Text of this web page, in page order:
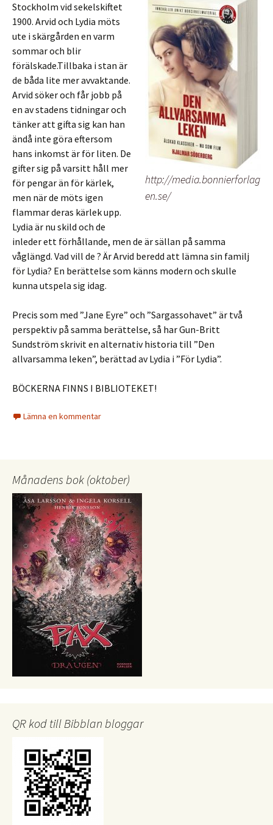
http://media.bonnierforlag
en.se/
Stockholm vid sekelskiftet
1900. Arvid och Lydia möts
ute i skärgården en varm
sommar och blir
förälskade.Tillbaka i stan är
de båda lite mer avvaktande.
Arvid söker och får jobb på
en av stadens tidningar och
tänker att gifta sig kan han
ändå inte göra eftersom
hans inkomst är för liten. De
gifter sig på varsitt håll mer
för pengar än för kärlek,
men när de möts igen
flammar deras kärlek upp.
Lydia är nu skild och de
inleder ett förhållande, men de är sällan på samma
våglängd. Vad vill de ? Är Arvid beredd att lämna sin familj
för Lydia? En berättelse som känns modern och skulle
kunna utspela sig idag.
Precis som med ”Jane Eyre” och ”Sargassohavet” är två
perspektiv på samma berättelse, så har Gun-Britt
Sundström skrivit en alternativ historia till ”Den
allvarsamma leken”, berättad av Lydia i ”För Lydia”.
BÖCKERNA FINNS I BIBLIOTEKET!
Lämna en kommentar
Månadens bok (oktober)
QR kod till Bibblan bloggar